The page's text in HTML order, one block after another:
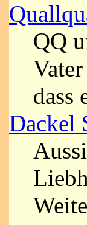
QQ
dass
Dackel